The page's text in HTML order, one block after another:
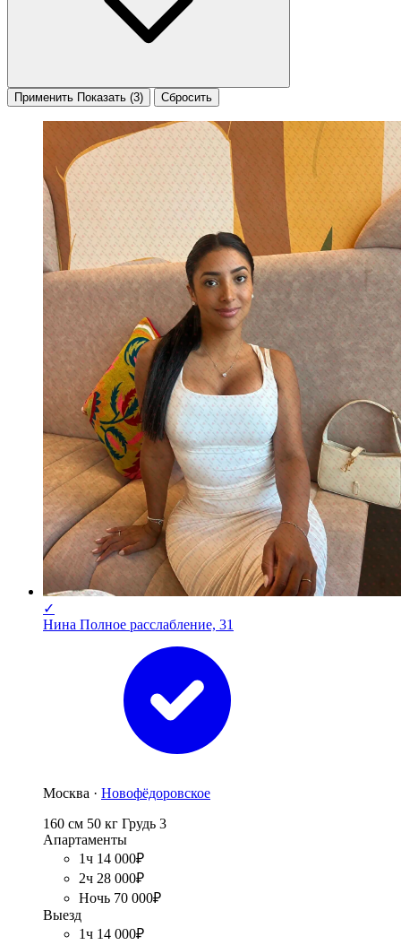
Применить Показать (3) Сбросить
✓
Нина Полное расслабление, 31
Москва · Новофёдоровское
160 см 50 кг Грудь 3
Апартаменты
1ч 14 000₽
2ч 28 000₽
Ночь 70 000₽
Выезд
1ч 14 000₽